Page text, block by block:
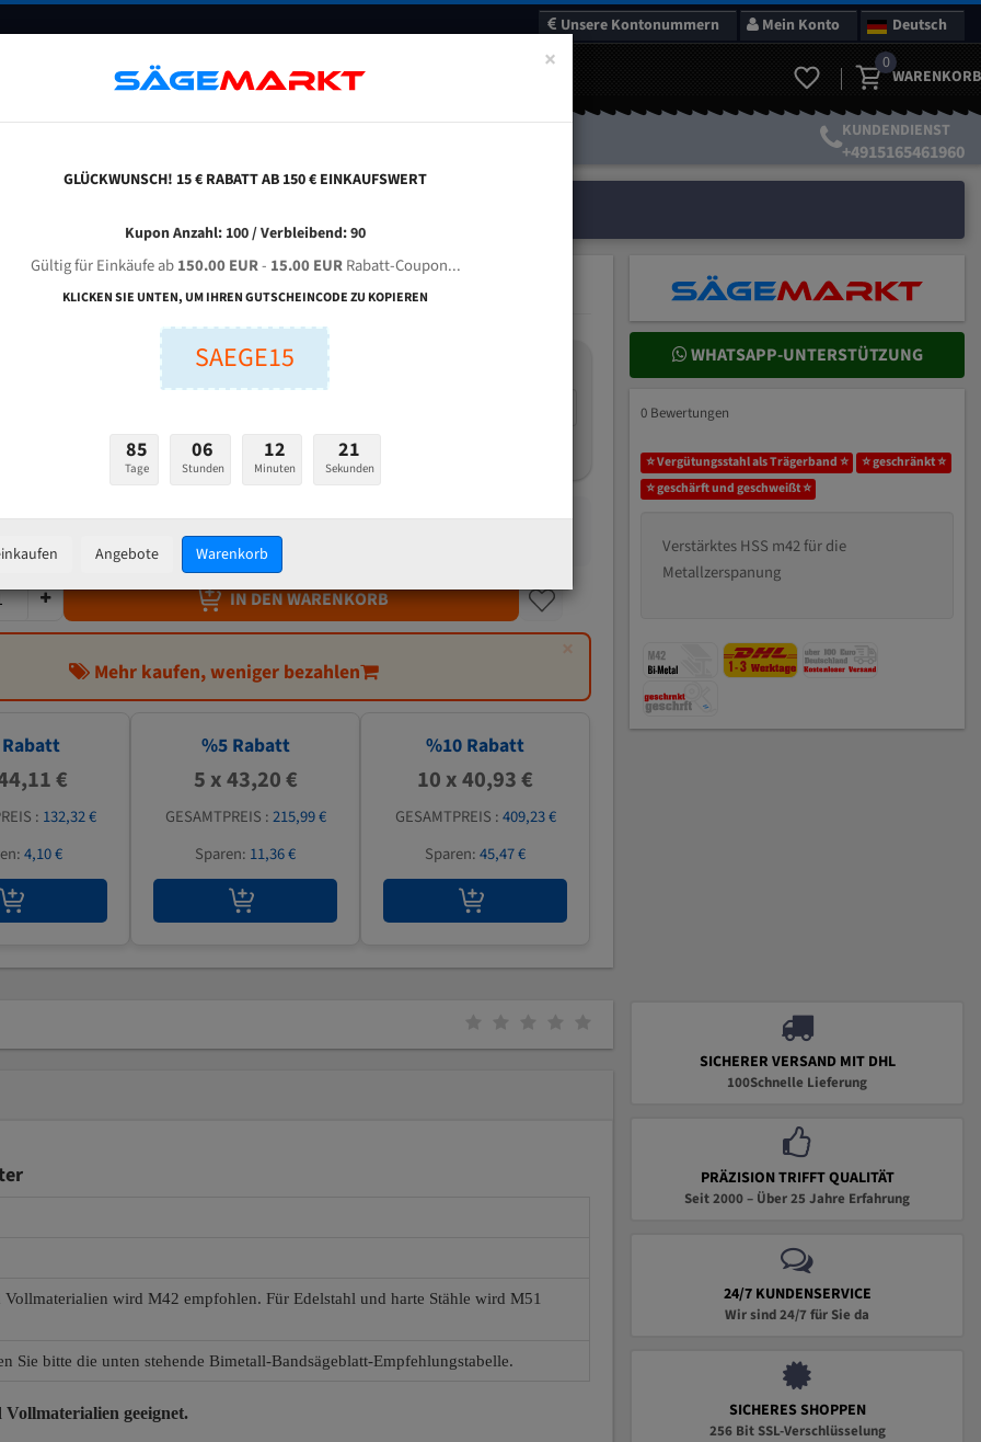
Unsere Kontonummern Mein Konto Deutsch
FAQ GUTSCHEINE BLOG KONTAKT
0
WARENKORB
KUNDENDIENST
+4915165461960
KMT KBS 350 A für 4115 mm Bi-Metall Bandsägeblätter
Breite (mm):
45,47 €
zzgl.Versandkosten
IN DEN WARENKORB
×
Mehr kaufen, weniger bezahlen
€
: 132,32 €
4,10 €
%5Rabatt
5 x 43,20 €
GESAMTPREIS :215,99 €
Sparen: 11,36 €
%10 Rabatt
10 x 40,93 €
GESAMTPREIS :409,23 €
Sparen:45,47 €
WHATSAPP-UNTERSTÜTZUNG
0 Bewertungen
⭐ Vergütungsstahl als Trägerband ⭐
⭐ geschränkt ⭐
⭐ geschärft und geschweißt ⭐
Verstärktes HSS m42 für die
Metallzerspanung
wird M42 empfohlen. Für Edelstahl und harte Stähle wird M51
Sie bitte die unten stehende Bimetall-Bandsägeblatt-Empfehlungstabelle.
geeignet.
SICHERER VERSAND MIT DHL
100Schnelle Lieferung
PRÄZISION TRIFFT QUALITÄT
Seit 2000 – Über 25 Jahre Erfahrung
24/7 KUNDENSERVICE
Wir sind 24/7 für Sie da
SICHERES SHOPPEN
256 Bit SSL-Verschlüsselung
×
GLÜCKWUNSCH! 15 € RABATT AB 150 € EINKAUFSWERT
Kupon Anzahl: 100 / Verbleibend: 90
Gültig für Einkäufe ab150.00 EUR- 15.00 EURRabatt-Coupon...
KLICKEN SIE UNTEN, UM IHREN GUTSCHEINCODE ZU KOPIEREN
SAEGE15
85
Tage
06
Stunden
12
Minuten
20
Sekunden
Angebote Warenkorb